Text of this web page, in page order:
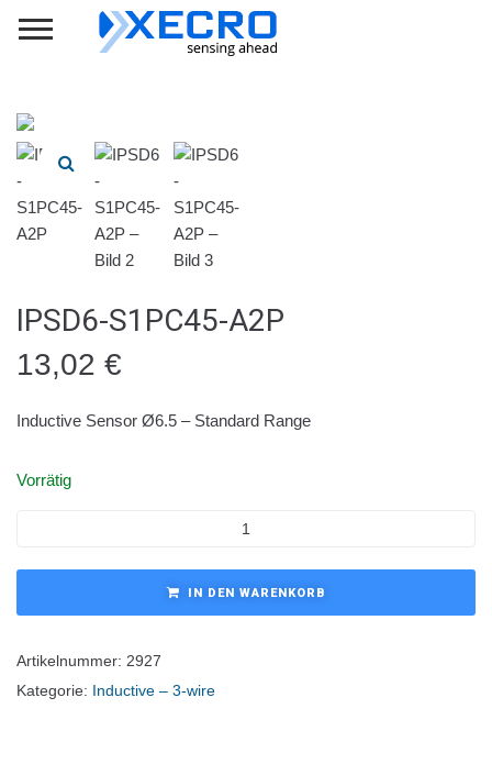
IPSD6-S1PC45-A2P
13,02 €
Inductive Sensor Ø6.5 – Standard Range
Vorrätig
IN DEN WARENKORB
Artikelnummer: 2927
Kategorie: Inductive – 3-wire